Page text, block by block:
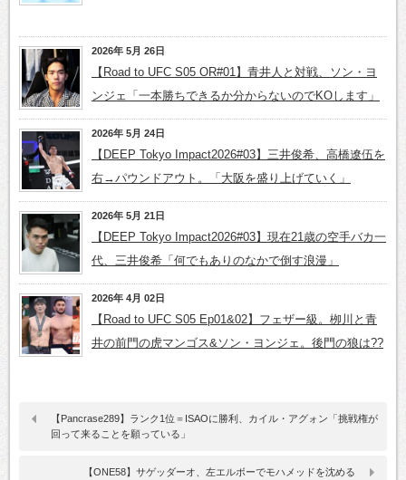
2026年 5月 26日
【Road to UFC S05 OR#01】青井人と対戦、ソン・ヨ
ンジェ「一本勝ちできるか分からないのでKOします」
2026年 5月 24日
【DEEP Tokyo Impact2026#03】三井俊希、高橋遼伍を
右→パウンドアウト。「大阪を盛り上げていく」
2026年 5月 21日
【DEEP Tokyo Impact2026#03】現在21歳の空手バカ一
代、三井俊希「何でもありのなかで倒す浪漫」
2026年 4月 02日
【Road to UFC S05 Ep01&02】フェザー級。栁川と青
井の前門の虎マンゴス&ソン・ヨンジェ。後門の狼は??
【Pancrase289】ランク1位＝ISAOに勝利、カイル・アグォン「挑戦権が
回って来ることを願っている」
【ONE58】サゲッダーオ、左エルボーでモハメッドを沈める